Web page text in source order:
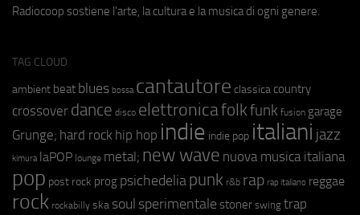
Radiocoop sostiene l'arte, la cultura e la musica di ogni genere.
TAG CLOUD
ambient beat blues bossa cantautore classica country
crossover dance disco elettronicafolkfunk fusion garage
Grunge; hard rock hip hop indie indie pop italiani jazz
kimura laPOP lounge metal; new wave nuova musica italiana
pop post rock prog psichedeliapunk r&b rap rap italiano reggae
rock rockabilly ska soul sperimentale stoner swing trap